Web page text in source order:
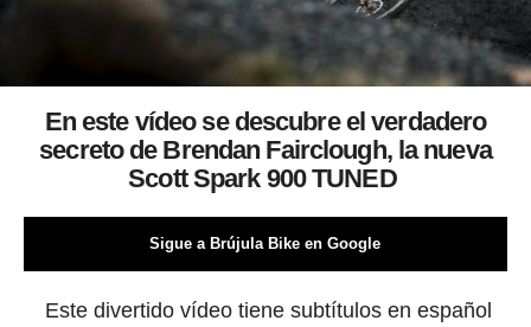
En este vídeo se descubre el verdadero
secreto de Brendan Fairclough, la nueva
Scott Spark 900 TUNED
Sigue a Brújula Bike en Google
Este divertido vídeo tiene subtítulos en español